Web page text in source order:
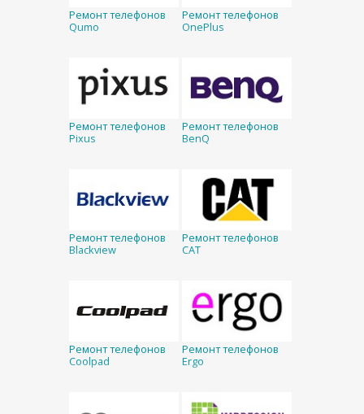
Ремонт телефонов
Qumo
Ремонт телефонов
OnePlus
Ремонт телефонов
Pixus
Ремонт телефонов
BenQ
Ремонт телефонов
Blackview
Ремонт телефонов
CAT
Ремонт телефонов
Coolpad
Ремонт телефонов
Ergo